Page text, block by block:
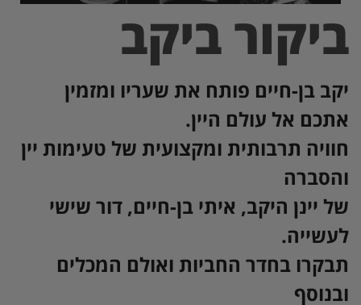
ביקור ביקב
יקב בן-חיים פותח את שעריו ומזמין
אתכם אל עולם היין.
חוויה תרבותית ומקצועית של טעימות יין
והסברה
של יינן היקב, איתי בן-חיים, דור שישי
לעשייה.
תבקרו בחדר החביות ואולם המכלים
ובנוסף